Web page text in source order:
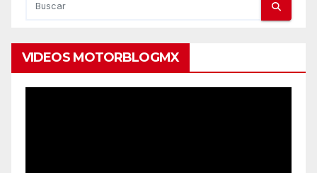
VIDEOS MOTORBLOGMX